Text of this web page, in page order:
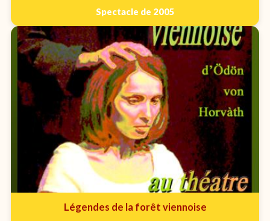
Spectacle de 2005
Légendes de la forêt viennoise